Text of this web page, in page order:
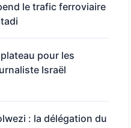
le trafic ferroviaire
pour les
Israël
: la délégation du